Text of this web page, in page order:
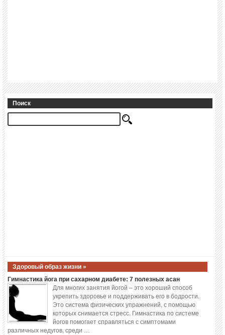
Поиск
Здоровый образ жизни »
Гимнастика йога при сахарном диабете: 7 полезных асан
Для многих занятия йогой – это хороший способ
укрепить здоровье и поддерживать его в бодрости.
Это система физических упражнений, с помощью
которых снимается стресс. Гимнастика по системе
йогов помогает справляться с симптомами
различных недугов, среди …